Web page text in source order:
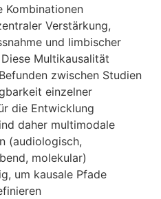
Kombinationen
Verstärkung,
u‬nd limbischer
Multikausalität
z‬wischen Studien
einzelner
d‬ie Entwicklung
d‬aher multimodale
(audiologisch,
molekular)
u‬m kausale Pfade